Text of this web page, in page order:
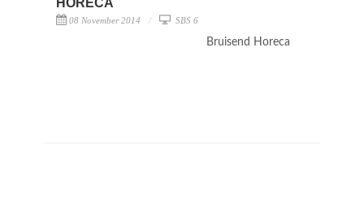
HORECA
08 November 2014 SBS 6
Bruisend Horeca